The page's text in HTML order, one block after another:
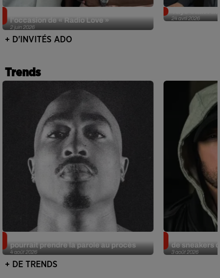
2 juin 2026
l'occasion de « Radio Love »
24 avril 2026
+ D'INVITÉS ADO
Trends
4 août 2026
pourrait prendre la parole au procès
3 août 2026
de sneakers
+ DE TRENDS